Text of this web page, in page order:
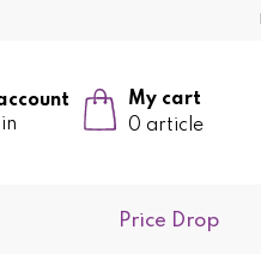
My cart
0 article
Price Drop